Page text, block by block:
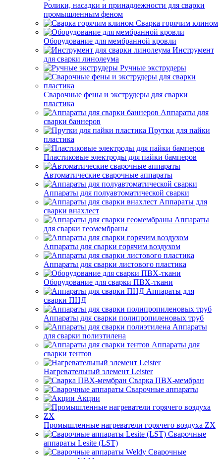
Ролики, насадки и принадлежности для сварки
промышленным феном
Сварка горячим клином
Оборудование для мембранной кровли
Инструмент
для сварки линолеума
Ручные экструдеры
Сварочные фены и экструдеры для сварки
пластика
Аппараты для
сварки баннеров
Прутки для пайки
пластика
Пластиковые электроды для пайки бамперов
Автоматические сварочные аппараты
Аппараты для полуавтоматической сварки
Аппараты для
сварки внахлест
Аппараты
для сварки геомембраны
Аппараты для сварки горячим воздухом
Аппараты для сварки листового пластика
Оборудование для сварки ПВХ-ткани
Аппараты для
сварки ПНД
Аппараты для сварки полипропиленовых труб
Аппараты
для сварки полиэтилена
Аппараты для
сварки тентов
Нагревательный элемент Leister
Сварка ПВХ-мембран
Сварочные аппараты
Акции
Промышленные нагреватели горячего воздуха ZX
Сварочные
аппараты Lesite (LST)
Сварочные